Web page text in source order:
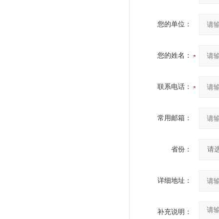
您的单位：
您的姓名：
联系电话：
常用邮箱：
省份：
详细地址：
补充说明：